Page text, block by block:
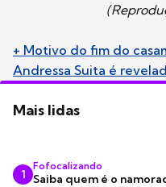
+ Motivo do fim do
Andressa Suita é
Mais lidas
1
Fofocalizando
Saiba quem é o